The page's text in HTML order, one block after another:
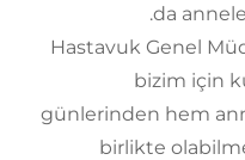
da
Hastavuk Genel
bizim için
günlerinden hem
birlikte